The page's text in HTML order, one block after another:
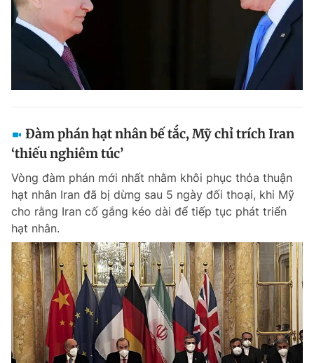
Đàm phán hạt nhân bế tắc, Mỹ chỉ trích Iran
‘thiếu nghiêm túc’
Vòng đàm phán mới nhất nhằm khôi phục thỏa thuận
hạt nhân Iran đã bị dừng sau 5 ngày đối thoại, khi Mỹ
cho rằng Iran cố gắng kéo dài để tiếp tục phát triển
hạt nhân.